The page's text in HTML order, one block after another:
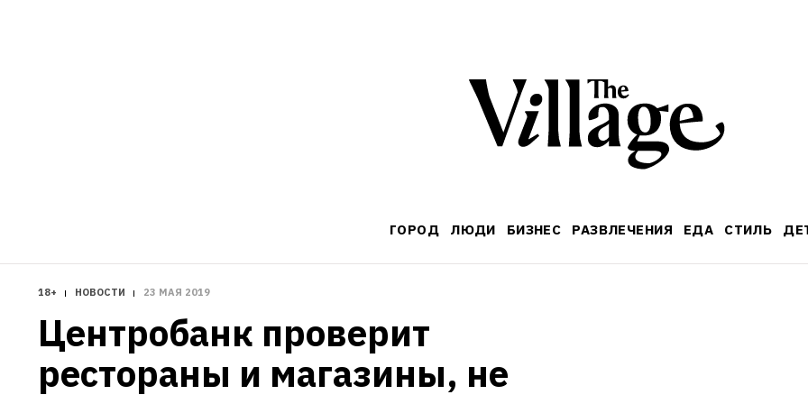
ГОРОД ЛЮДИ БИЗНЕС РАЗВЛЕЧЕНИЯ ЕДА СТИЛЬ
18+ НОВОСТИ 23 МАЯ 2019
Центробанк проверит
рестораны и магазины, не